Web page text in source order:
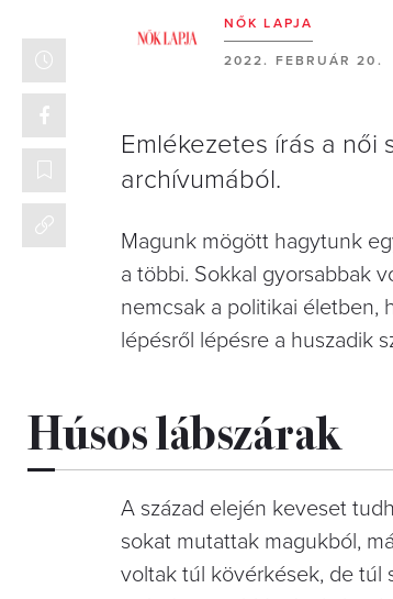
NŐK LAPJA
2022. FEBRUÁR 20.
Emlékezetes írás a
archívumából.
Magunk mögött hagytunk
a többi. Sokkal gyorsabbak
nemcsak a politikai életben,
lépésről lépésre a huszadik
Húsos lábszárak
A század elején keveset
sokat mutattak magukból,
voltak túl kövérkések, de túl